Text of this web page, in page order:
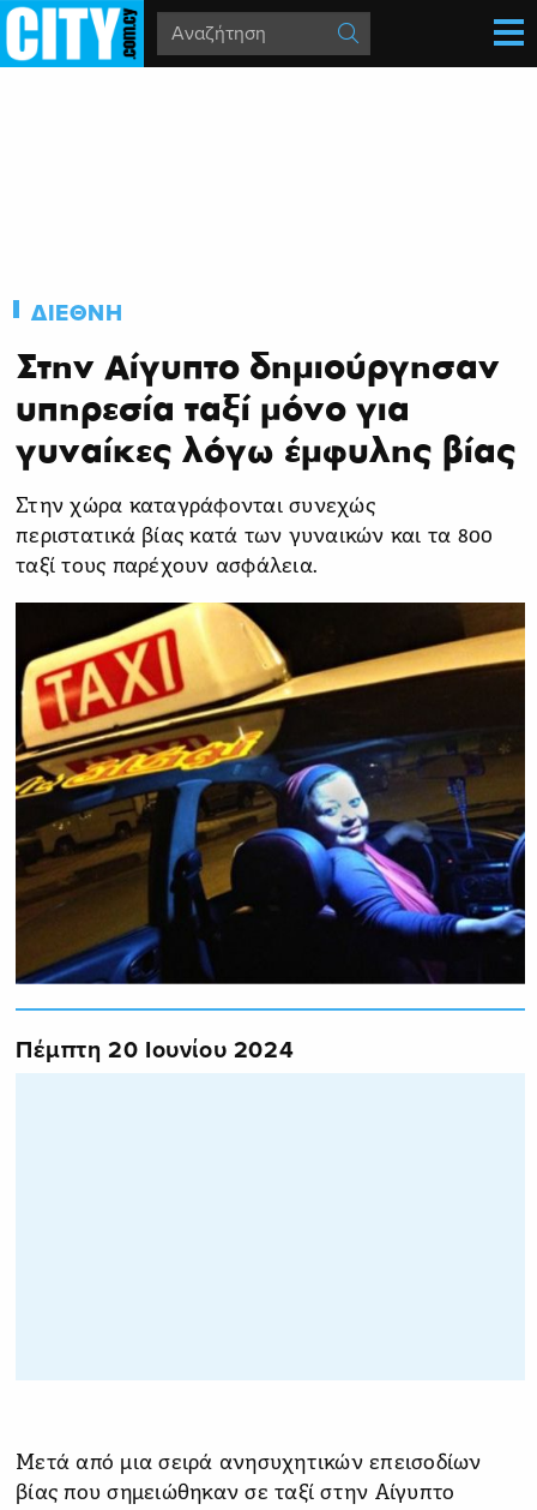
ΔΙΕΘΝΗ
Στην Αίγυπτο δημιούργησαν
υπηρεσία ταξί μόνο για
γυναίκες λόγω έμφυλης βίας
Στην χώρα καταγράφονται συνεχώς
περιστατικά βίας κατά των γυναικών και τα 800
ταξί τους παρέχουν ασφάλεια.
Πέμπτη 20 Ιουνίου 2024
Μετά από μια σειρά ανησυχητικών επεισοδίων
βίας που σημειώθηκαν σε ταξί στην Αίγυπτο